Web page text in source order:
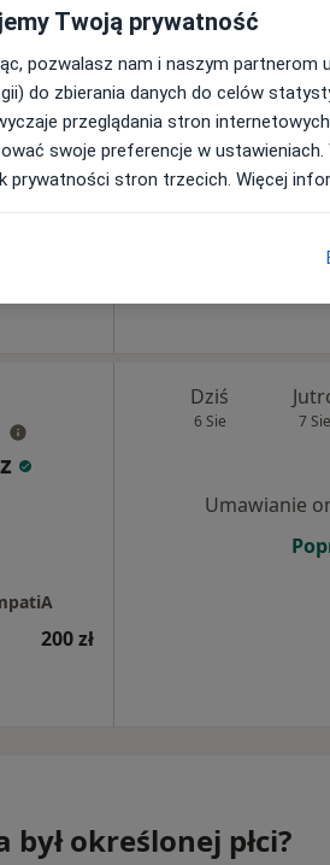
·Więcej
Umawianie
200 zł
Dziś
6 Sie 7 Sie
Umawianie
był określonej płci?
Twoją prywatność
pozwalasz nam i naszym partnerom
do zbierania danych do celów
przeglądania stron
swoje preferencje w
prywatności stron trzecich. Więcej